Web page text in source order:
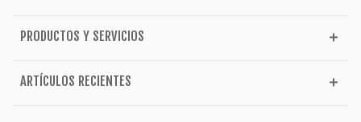
PRODUCTOS Y SERVICIOS
ARTÍCULOS RECIENTES